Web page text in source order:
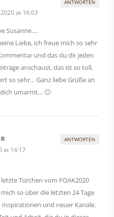
at 16:03
Susanne….
Liebe, ich freue mich so sehr
und das du dir jeden
anschaust, das ist so toll.
so sehr… Ganz liebe Grüße an
umarmt… 🙂
ANTWORTEN
at 14:17
Türchen vom FOAK2020
so über die letzten 24 Tage
und neuer Kanäle.
ANTWORTEN